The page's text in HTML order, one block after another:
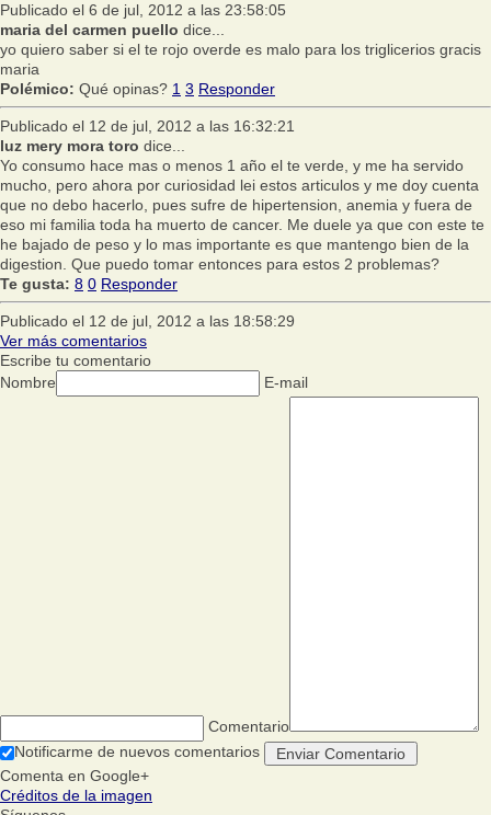
Publicado el 6 de jul, 2012 a las 23:58:05
maria del carmen puello dice...
yo quiero saber si el te rojo overde es malo para los triglicerios gracis
maria
Polémico: Qué opinas? 1 3 Responder
Publicado el 12 de jul, 2012 a las 16:32:21
luz mery mora toro dice...
Yo consumo hace mas o menos 1 año el te verde, y me ha servido
mucho, pero ahora por curiosidad lei estos articulos y me doy cuenta
que no debo hacerlo, pues sufre de hipertension, anemia y fuera de
eso mi familia toda ha muerto de cancer. Me duele ya que con este te
he bajado de peso y lo mas importante es que mantengo bien de la
digestion. Que puedo tomar entonces para estos 2 problemas?
Te gusta: 8 0 Responder
Publicado el 12 de jul, 2012 a las 18:58:29
Ver más comentarios
Escribe tu comentario
Nombre
E-mail
Comentario
Notificarme de nuevos comentarios
Comenta en Google+
Créditos de la imagen